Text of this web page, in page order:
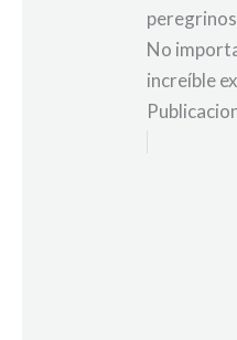
No
increíble